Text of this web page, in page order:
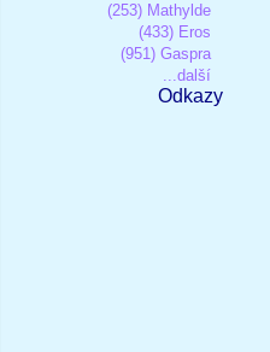
(253) Mathylde
(433) Eros
(951) Gaspra
...další
Odkazy